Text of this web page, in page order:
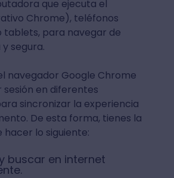
que ejecuta el
Chrome), teléfonos
tablets, para navegar de
segura.
navegador Google Chrome
sesión en diferentes
sincronizar la experiencia
De esta forma, tienes la
hacer lo siguiente:
buscar en internet